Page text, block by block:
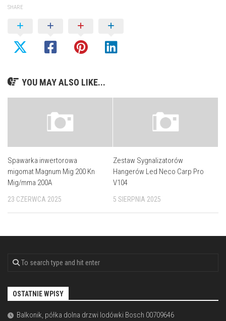
SHARE
YOU MAY ALSO LIKE...
Spawarka inwertorowa
migomat Magnum Mig 200 Kn
Mig/mma 200A
23 CZERWCA 2025
Zestaw Sygnalizatorów
Hangerów Led Neco Carp Pro
V104
5 SIERPNIA 2025
OSTATNIE WPISY
Balkonik, półka dolna drzwi lodówki Bosch 00709646